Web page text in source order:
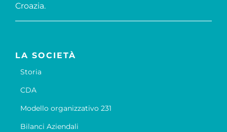
Croazia.
LA SOCIETÀ
Storia
CDA
Modello organizzativo 231
Bilanci Aziendali